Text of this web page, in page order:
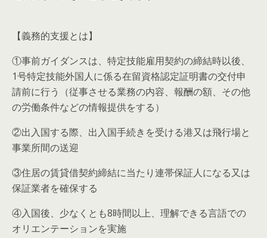
【義務的支援とは】
①事前ガイダンスは、特定技能雇用契約の締結時以後、
1号特定技能外国人に係る在留資格認定証明書の交付申
請前に行う（従事させる業務の内容、報酬の額、その他
の労働条件などの情報提供をする）
②出入国する際、出入国手続きを受ける港又は飛行場と
事業所間の送迎
③住居の賃貸借契約締結に当たり連帯保証人になる又は
保証業者を確保する
④入国後、少なくとも8時間以上、理解できる言語での
オリエンテーションを実施